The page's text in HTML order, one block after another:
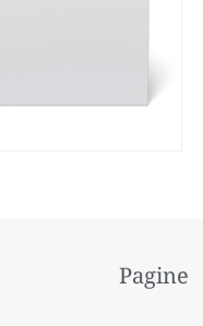
Pagine